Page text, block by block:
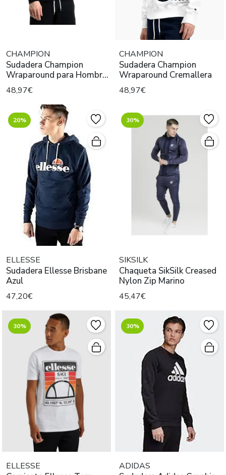
CHAMPION
Sudadera Champion
Wraparound para Hombre
Blanco
48,97€
CHAMPION
Sudadera Champion
Wraparound Cremallera
48,97€
20%
ELLESSE
Sudadera Ellesse Brisbane
Azul
47,20€
30%
SIKSILK
Chaqueta SikSilk Creased
Nylon Zip Marino
45,47€
30%
ELLESSE
30%
ADIDAS